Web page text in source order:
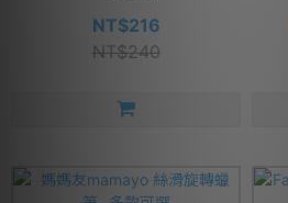
NT$216
NT$240